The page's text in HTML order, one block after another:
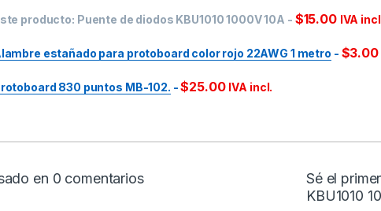
producto: Puente de diodos KBU1010 1000V 10A - $15.00 IVA
estañado para protoboard color rojo 22AWG 1 metro - $3.00
830 puntos MB-102. -$25.00 IVA incl.
en 0 comentarios
Sé el
KBU1010